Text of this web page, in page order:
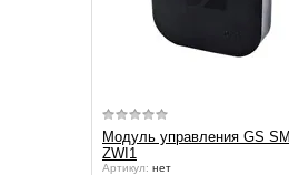
Модуль управления GS
ZWI1
Артикул: нет